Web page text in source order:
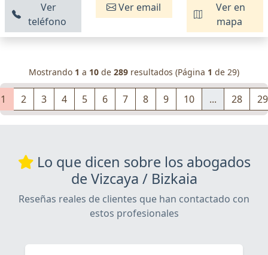
Ver
teléfono
Ver email
Ver en
mapa
Mostrando 1 a 10 de 289 resultados (Página 1 de 29)
1 2 3 4 5 6 7 8 9 10 ... 28 29
Lo que dicen sobre los abogados
de Vizcaya / Bizkaia
Reseñas reales de clientes que han contactado con
estos profesionales